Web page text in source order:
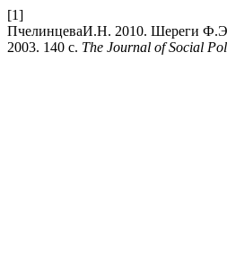
[1]
ПчелинцеваИ.Н. 2010. Шереги Ф.Э.
2003. 140 с. The Journal of Social